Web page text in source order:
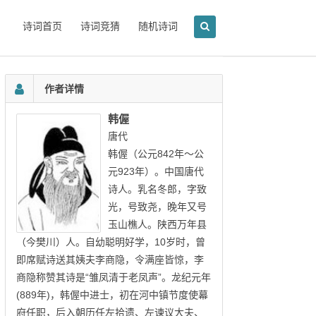
诗词首页 诗词竞猜 随机诗词
作者详情
韩偓
唐代
韩偓（公元842年～公
元923年）。中国唐代
诗人。乳名冬郎，字致
光，号致尧，晚年又号
玉山樵人。陕西万年县
（今樊川）人。自幼聪明好学，10岁时，曾
即席赋诗送其姨夫李商隐，令满座皆惊，李
商隐称赞其诗是“雏凤清于老凤声”。龙纪元年
(889年)，韩偓中进士，初在河中镇节度使幕
府任职，后入朝历任左拾遗、左谏议大夫、